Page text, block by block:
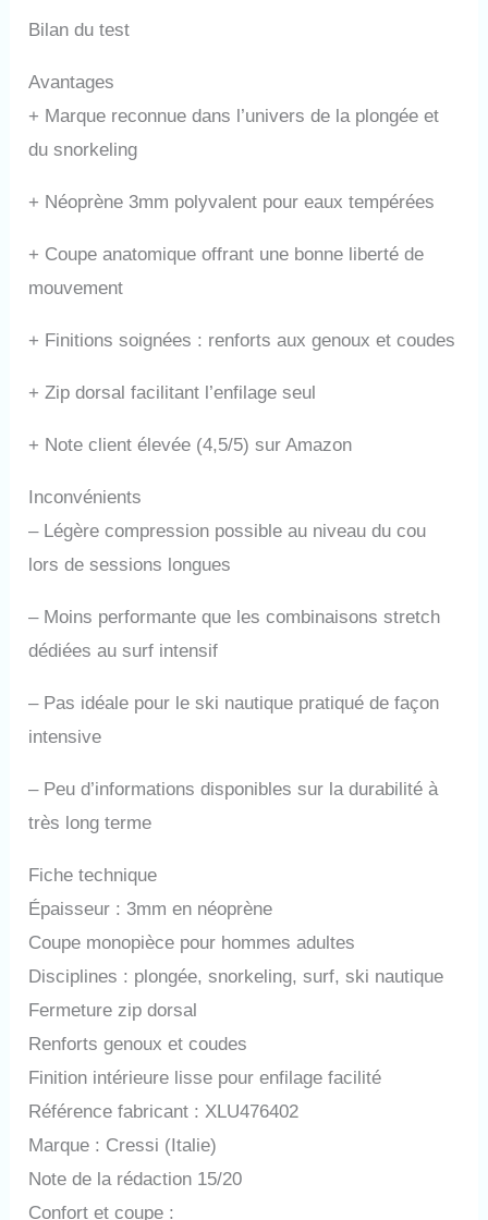
Bilan du test
Avantages
+ Marque reconnue dans l’univers de la plongée et
du snorkeling
+ Néoprène 3mm polyvalent pour eaux tempérées
+ Coupe anatomique offrant une bonne liberté de
mouvement
+ Finitions soignées : renforts aux genoux et coudes
+ Zip dorsal facilitant l’enfilage seul
+ Note client élevée (4,5/5) sur Amazon
Inconvénients
–Légère compression possible au niveau du cou
lors de sessions longues
–Moins performante que les combinaisons stretch
dédiées au surf intensif
–Pas idéale pour le ski nautique pratiqué de façon
intensive
–Peu d’informations disponibles sur la durabilité à
très long terme
Fiche technique
Épaisseur : 3mm en néoprène
Coupe monopièce pour hommes adultes
Disciplines : plongée, snorkeling, surf, ski nautique
Fermeture zip dorsal
Renforts genoux et coudes
Finition intérieure lisse pour enfilage facilité
Référence fabricant : XLU476402
Marque : Cressi (Italie)
Note de la rédaction 15/20
Confort et coupe :